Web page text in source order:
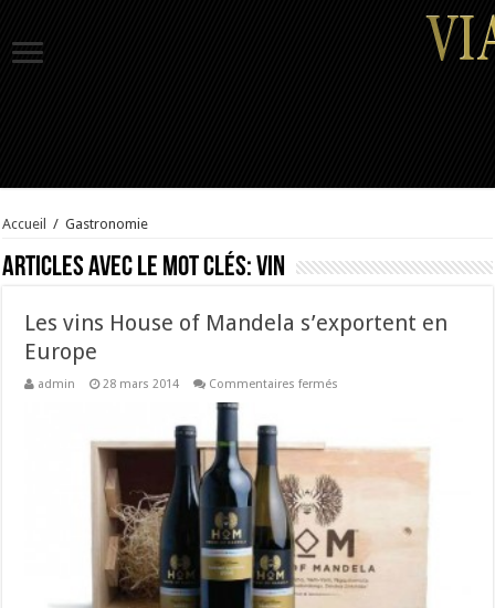
Accueil / Gastronomie
Articles avec le mot clés:Vin
Les vins House of Mandela s’exportent en
Europe
admin 28 mars 2014 Commentaires fermés
Mandela
en
Europe